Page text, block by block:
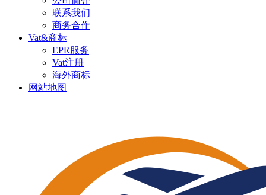
联系我们
商务合作
Vat&商标
EPR服务
Vat注册
海外商标
网站地图